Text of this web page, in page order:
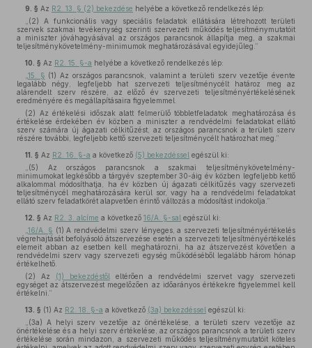
9. § Az R2. 13. § (2) bekezdése helyébe a következő rendelkezés lép:
„(2) A funkcionális vagy speciális feladatok ellátására létrehozott területi
szervek szakmai tevékenység szerinti szervezeti működés teljesítménymutatóit
a miniszter jóváhagyásával az országos parancsnok állapítja meg, a szakmai
teljesítménykövetelmény-minimumok meghatározásával egyidejűleg.”
10. § Az R2. 15. §-a helyébe a következő rendelkezés lép:
15. § (1) Az országos parancsnok, valamint a területi szerv vezetője évente
legalább négy, legfeljebb hat szervezeti teljesítménycélt határoz meg az
alárendelt szerv részére, az előző év szervezeti teljesítményértékelésének
eredményére és megállapításaira figyelemmel.
(2) Az értékelési időszak alatt felmerülő többletfeladatok meghatározása és
értékelése érdekében év közben a miniszter a rendvédelmi feladatokat ellátó
szerv számára új ágazati célkitűzést, az országos parancsnok a területi szerv
részére további, legfeljebb kettő szervezeti teljesítménycélt határozhat meg.”
11. § Az R2. 16. §-a a következő (5) bekezdéssel egészül ki:
„(5) Az országos parancsnok a szakmai teljesítménykövetelmény-
minimumokat legkésőbb a tárgyév szeptember 30-áig év közben legfeljebb kettő
alkalommal módosíthatja, ha év közben új ágazati célkitűzés vagy szervezeti
teljesítménycél meghatározására kerül sor, vagy ha a rendvédelmi feladatokat
ellátó szerv feladatkörét alapvetően érintő változás a módosítást indokolja.”
12. § Az R2. 3. alcíme a következő 16/A. §-sal egészül ki:
16/A. § (1) A rendvédelmi szerv lényeges, a szervezeti teljesítményértékelés
végrehajtását befolyásoló átszervezése esetén a szervezeti teljesítményértékelés
elemeit abban az esetben kell meghatározni, ha az átszervezést követően a
rendvédelmi szerv vagy szervezeti egység működéséből legalább három hónap
értékelhető.
(2) Az
(1) bekezdéstől eltérően a rendvédelmi szervet vagy szervezeti
egységet az átszervezést megelőzően az időarányos értékekre figyelemmel kell
értékelni.”
13. § (1) Az R2. 18. §-a a következő (3a) bekezdéssel egészül ki:
„(3a) A helyi szerv vezetője az önértékelése, a területi szerv vezetője az
önértékelése és a helyi szerv értékelése, az országos parancsnok a területi szerv
értékelése során mindazon, a szervezeti működés teljesítménymutatóit köteles